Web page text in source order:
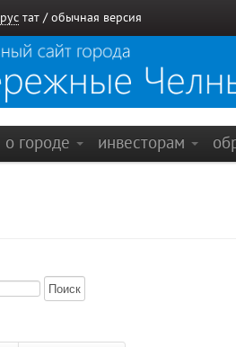
рус тат / обычная версия
о городе инвесторам